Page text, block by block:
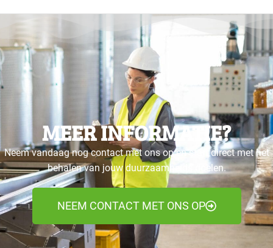
MEER INFORMATIE?
Neem vandaag nog contact met ons op en start direct met het
behalen van jouw duurzaamheids doelen.
NEEM CONTACT MET ONS OP